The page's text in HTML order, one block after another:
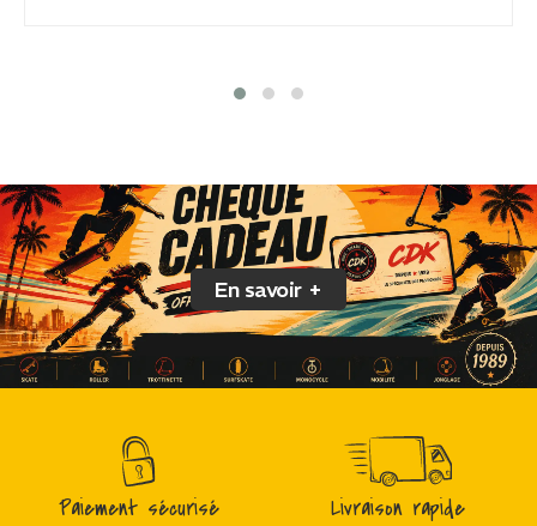
En savoir +
Paiement sécurisé Livraison rapide